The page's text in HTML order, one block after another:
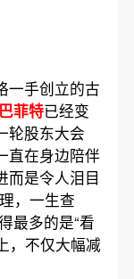
一手创立的古
巴菲特已经变
轮股东大会
直在身边陪伴
而是令人泪目
，一生查
最多的是“看
，不仅大幅减